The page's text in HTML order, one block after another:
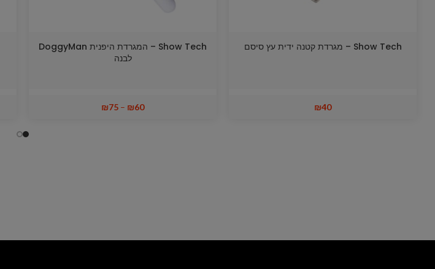
Show Tech – מגרדת קטנה ידית עץ סיסם
₪40
Show Tech – המגרדת היפנית DoggyMan
לבנה
₪60
–
₪75